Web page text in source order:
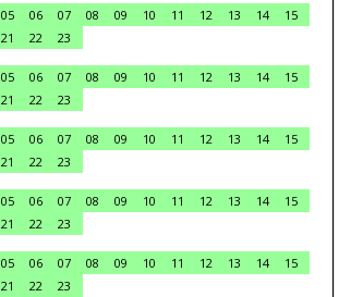
05 06 07 08 09 10 11 12 13 14
15
21 22
23
05 06 07 08 09 10 11 12 13 14
15
21 22
23
05 06 07 08 09 10 11 12 13 14
15
21 22
23
05 06 07 08 09 10 11 12 13 14
15
21 22
23
05 06 07 08 09 10 11 12 13 14
15
21 22
23